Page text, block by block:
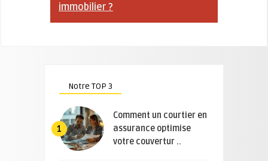
immobilier ?
Notre TOP 3
1
Comment un courtier en
assurance optimise
votre couvertur ..